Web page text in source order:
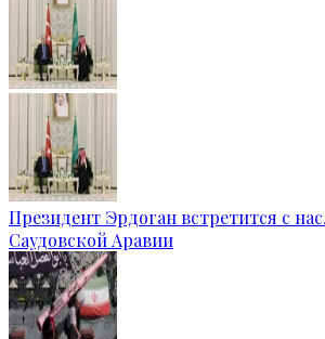
Президент Эрдоган встретится с
Саудовской Аравии